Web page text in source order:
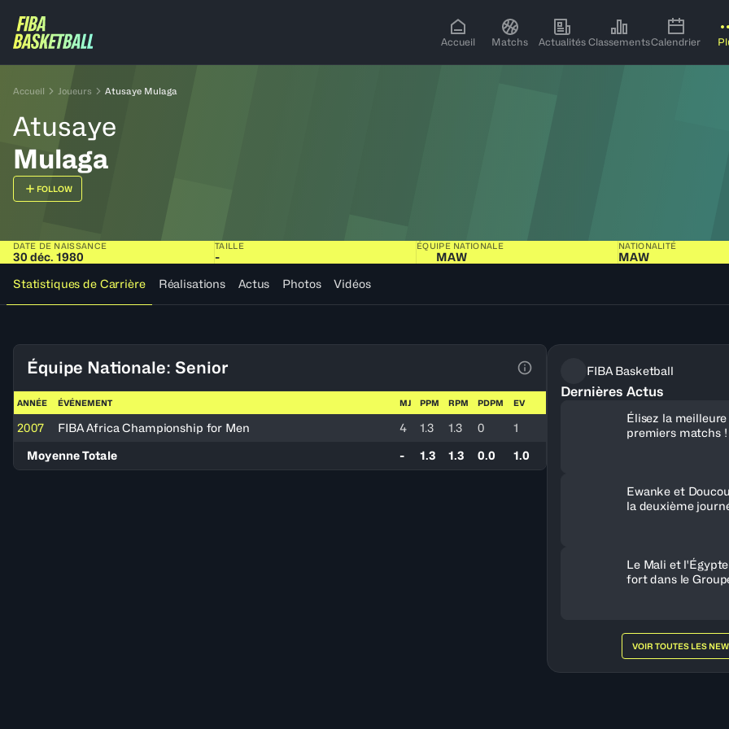
Accueil Matchs Actualités ClassementsCalendrier
Accueil Joueurs Atusaye Mulaga
Atusaye
Mulaga
FOLLOW
DATE DE NAISSANCE
30 déc. 1980
TAILLE
-
ÉQUIPE NATIONALE
MAW
NATIONALITÉ
MAW
Statistiques de Carrière
Réalisations Actus Photos Vidéos
Équipe Nationale: Senior
Voir la Légende du Tableau
ANNÉE ÉVÉNEMENT MJ PPM RPM PDPM EV
2007 FIBA Africa Championship for Men 4 1.3 1.3 0
1
Moyenne Totale
- 1.3 1.3 0.0 1.0
FIBA Basketball
Dernières Actus
Élisez la
premiers matchs !
Ewanke et
la deuxième
Le Mali et
fort dans le
VOIR TOUTES LES